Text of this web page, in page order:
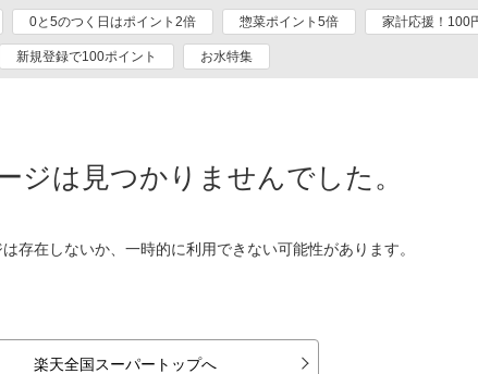
0と5のつく日はポイント2倍 惣菜ポイント5倍 家計応援！100
新規登録で100ポイント お水特集
ジは見つかりませんでした。
存在しないか、一時的に利用できない可能性があります。
楽天全国スーパートップへ